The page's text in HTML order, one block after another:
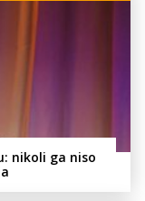
nikoli ga niso